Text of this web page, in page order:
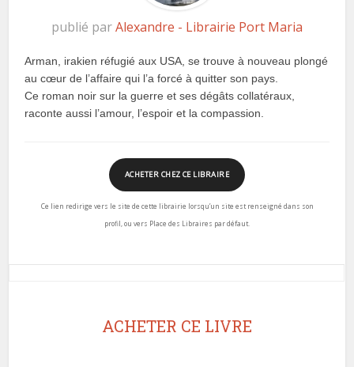
publié parAlexandre - Librairie Port Maria
Arman, irakien réfugié aux USA, se trouve à nouveau plongé
au cœur de l’affaire qui l’a forcé à quitter son pays.
Ce roman noir sur la guerre et ses dégâts collatéraux,
raconte aussi l’amour, l’espoir et la compassion.
ACHETER CHEZ CE LIBRAIRE
Ce lien redirige vers le site de cette librairie lorsqu’un site est renseigné dans son
profil, ou vers Place des Libraires par défaut.
ACHETER CE LIVRE